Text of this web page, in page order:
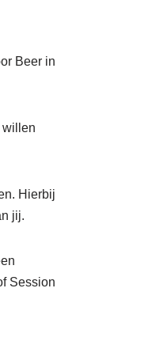
Beer in
willen
Hierbij
jij.
Session